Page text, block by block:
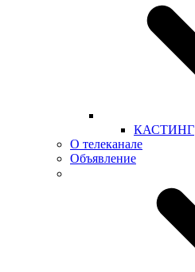
КАСТИНГ
О телеканале
Объявление